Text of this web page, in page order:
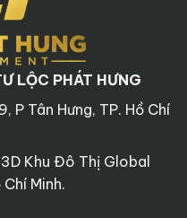
LỘC PHÁT HƯNG
P Tân Hưng, TP. Hồ Chí
Khu Đô Thị Global
Minh.